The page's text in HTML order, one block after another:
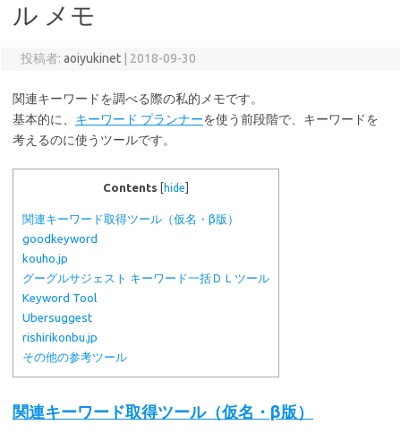
ル メモ
投稿者: aoiyukinet 2018-09-30
関連キーワードを調べる際の私的メモです。
基本的に、 キーワード プランナーを使う前段階で、キーワードを
考えるのに使うツールです。
Contents [ hide
関連キーワード取得ツール（仮名・β版）
goodkeyword
kouho.jp
グーグルサジェスト キーワード一括ＤＬツール
Keyword Tool
Ubersuggest
rishirikonbu.jp
その他の参考ツール
関連キーワード取得ツール（仮名・β版）